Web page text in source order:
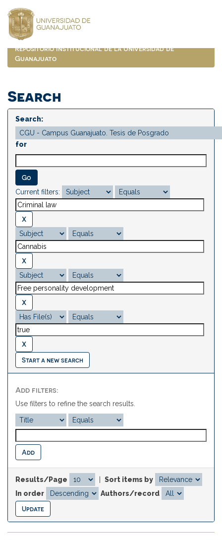
navigation
Repositorio Institucional de la Universidad de
Guanajuato
Search
Search:
for
Current filters:
Start a new search
Add filters:
Use filters to refine the search results.
Results/Page
Sort items by
In order
Authors/record